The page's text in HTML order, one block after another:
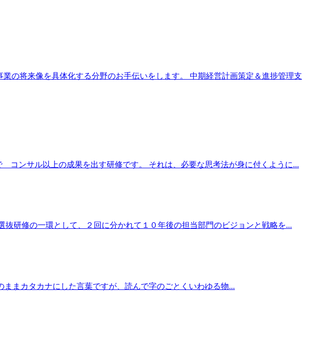
の将来像を具体化する分野のお手伝いをします。 中期経営計画策定＆進捗管理支
ンサル以上の成果を出す研修です。 それは、必要な思考法が身に付くように...
研修の一環として、２回に分かれて１０年後の担当部門のビジョンと戦略を...
まカタカナにした言葉ですが、読んで字のごとくいわゆる物...